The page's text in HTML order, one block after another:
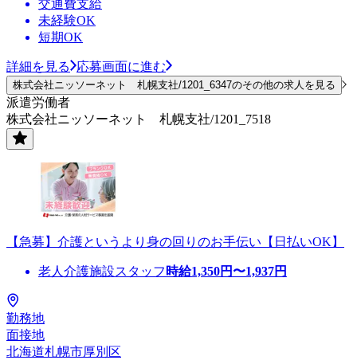
交通費支給
未経験OK
短期OK
詳細を見る 応募画面に進む
株式会社ニッソーネット 札幌支社/1201_6347のその他の求人を見る
派遣労働者
株式会社ニッソーネット 札幌支社/1201_7518
【急募】介護というより身の回りのお手伝い【日払いOK】
老人介護施設スタッフ 時給1,350円〜1,937円
勤務地
面接地
北海道札幌市厚別区